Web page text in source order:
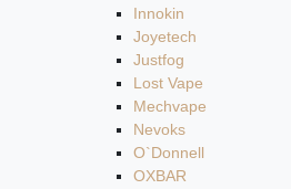
Innokin
Joyetech
Justfog
Lost Vape
Mechvape
Nevoks
O`Donnell
OXBAR